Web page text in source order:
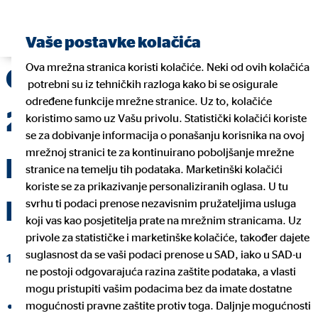
OVB u prvoj polovici
2020. bilježi porast
prometa i povećanje
prihoda
12. kolovoza 2020|OVB Allfinanz Croatia d.o.o.
Podijeli na Facebooku
Vaše postavke kolačića
Ova mrežna stranica koristi kolačiće. Neki od ovih kolačića
potrebni su iz tehničkih razloga kako bi se osigurale
određene funkcije mrežne stranice. Uz to, kolačiće
koristimo samo uz Vašu privolu. Statistički kolačići koriste
se za dobivanje informacija o ponašanju korisnika na ovoj
mrežnoj stranici te za kontinuirano poboljšanje mrežne
stranice na temelju tih podataka. Marketinški kolačići
koriste se za prikazivanje personaliziranih oglasa. U tu
svrhu ti podaci prenose nezavisnim pružateljima usluga
koji vas kao posjetitelja prate na mrežnim stranicama. Uz
privole za statističke i marketinške kolačiće, također dajete
suglasnost da se vaši podaci prenose u SAD, iako u SAD-u
ne postoji odgovarajuća razina zaštite podataka, a vlasti
mogu pristupiti vašim podacima bez da imate dostatne
mogućnosti pravne zaštite protiv toga. Daljnje mogućnosti